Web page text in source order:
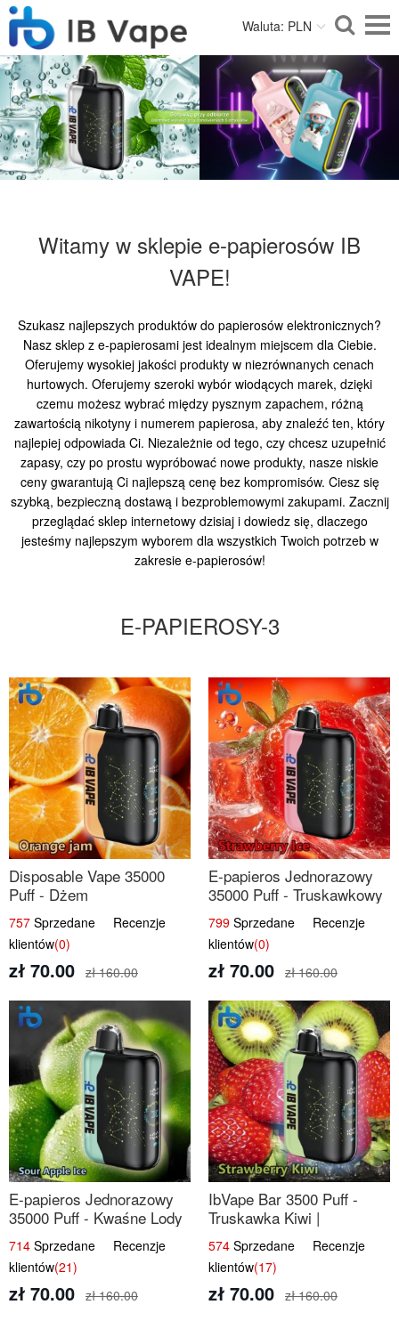
Waluta: PLN
Witamy w sklepie e-papierosów IB
VAPE!
Szukasz najlepszych produktów do papierosów elektronicznych?
Nasz sklep z e-papierosami jest idealnym miejscem dla Ciebie.
Oferujemy wysokiej jakości produkty w niezrównanych cenach
hurtowych. Oferujemy szeroki wybór wiodących marek, dzięki
czemu możesz wybrać między pysznym zapachem, różną
zawartością nikotyny i numerem papierosa, aby znaleźć ten, który
najlepiej odpowiada Ci. Niezależnie od tego, czy chcesz uzupełnić
zapasy, czy po prostu wypróbować nowe produkty, nasze niskie
ceny gwarantują Ci najlepszą cenę bez kompromisów. Ciesz się
szybką, bezpieczną dostawą i bezproblemowymi zakupami. Zacznij
przeglądać sklep internetowy dzisiaj i dowiedz się, dlaczego
jesteśmy najlepszym wyborem dla wszystkich Twoich potrzeb w
zakresie e-papierosów!
E-PAPIEROSY-3
Disposable Vape 35000
Puff - Dżem
Pomarańczowy | IBvape
757 Sprzedane Recenzje
klientów(0)
zł 70.00 zł 160.00
E-papieros Jednorazowy
35000 Puff - Truskawkowy
Lód | IBvape
799 Sprzedane Recenzje
klientów(0)
zł 70.00 zł 160.00
E-papieros Jednorazowy
35000 Puff - Kwaśne Lody
Jabłkowe
714 Sprzedane Recenzje
klientów(21)
zł 70.00 zł 160.00
IbVape Bar 3500 Puff -
Truskawka Kiwi |
Jednorazowy E-papieros
574 Sprzedane Recenzje
klientów(17)
zł 70.00 zł 160.00